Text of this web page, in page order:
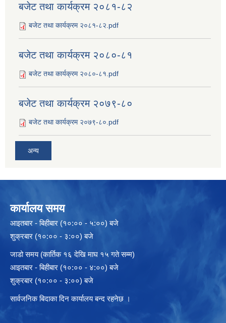
बजेट तथा कार्यक्रम २०८१-८२
बजेट तथा कार्यक्रम २०८१-८२.pdf
बजेट तथा कार्यक्रम २०८०-८१
बजेट तथा कार्यक्रम २०८०-८१.pdf
बजेट तथा कार्यक्रम २०७९-८०
बजेट तथा कार्यक्रम २०७९-८०.pdf
अन्य
कार्यालय समय
आइतबार - बिहीबार (१०:०० - ५:००) बजे
शुक्रबार (१०:०० - ३:००) बजे
जाडो समय (कार्तिक १६ देखि माघ १५ गते सम्म)
आइतबार - बिहीबार (१०:०० - ४:००) बजे
शुक्रबार (१०:०० - ३:००) बजे
सार्वजनिक बिदाका दिन कार्यालय बन्द रहनेछ ।